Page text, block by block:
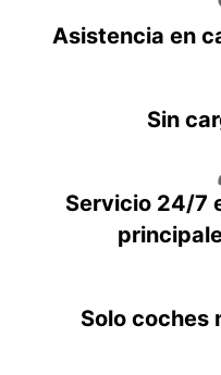
Asistencia en
Sin
Servicio 24/7
Solo coches